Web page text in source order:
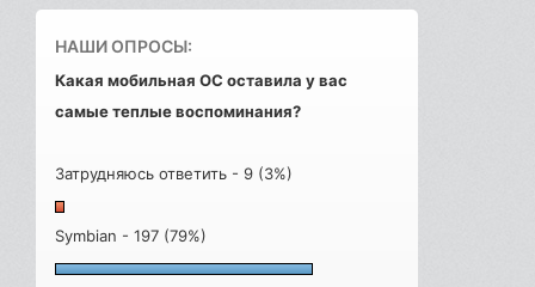
НАШИ ОПРОСЫ:
Какая мобильная ОС оставила у вас
самые теплые воспоминания?
Затрудняюсь ответить - 9 (3%)
Symbian - 197 (79%)